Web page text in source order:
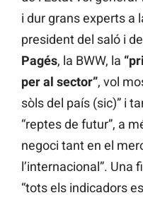
i dur grans experts a
president del saló i
Pagés, la BWW, la
per al sector”, vol
sòls del país (sic)” i
“reptes de futur”, a
negoci tant en el
l’internacional”. Una
“tots els indicadors